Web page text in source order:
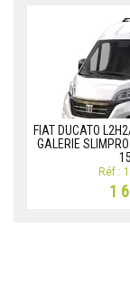
FIAT DUCATO
GALERIE
Réf.:
1